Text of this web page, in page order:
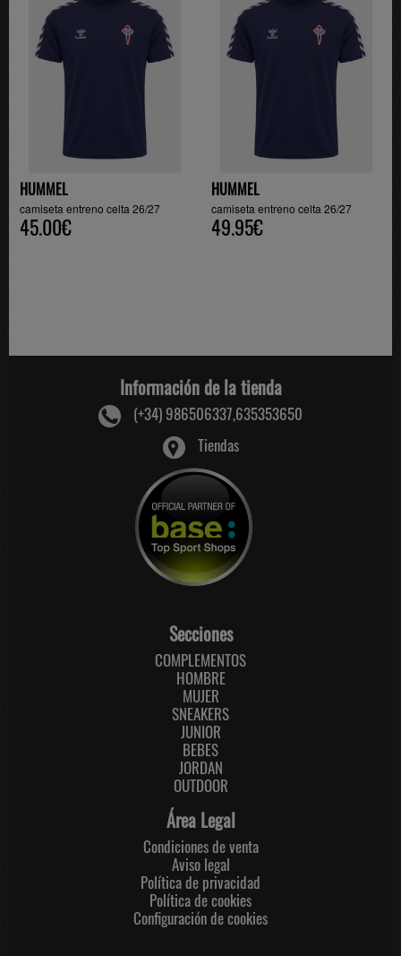
HUMMEL
camiseta entreno celta 26/27
45.00€
HUMMEL
camiseta entreno celta 26/27
49.95€
Información de la tienda
(+34) 986506337,635353650
Tiendas
Secciones
COMPLEMENTOS
HOMBRE
MUJER
SNEAKERS
JUNIOR
BEBES
JORDAN
OUTDOOR
Área Legal
Condiciones de venta
Aviso legal
Política de privacidad
Política de cookies
Configuración de cookies